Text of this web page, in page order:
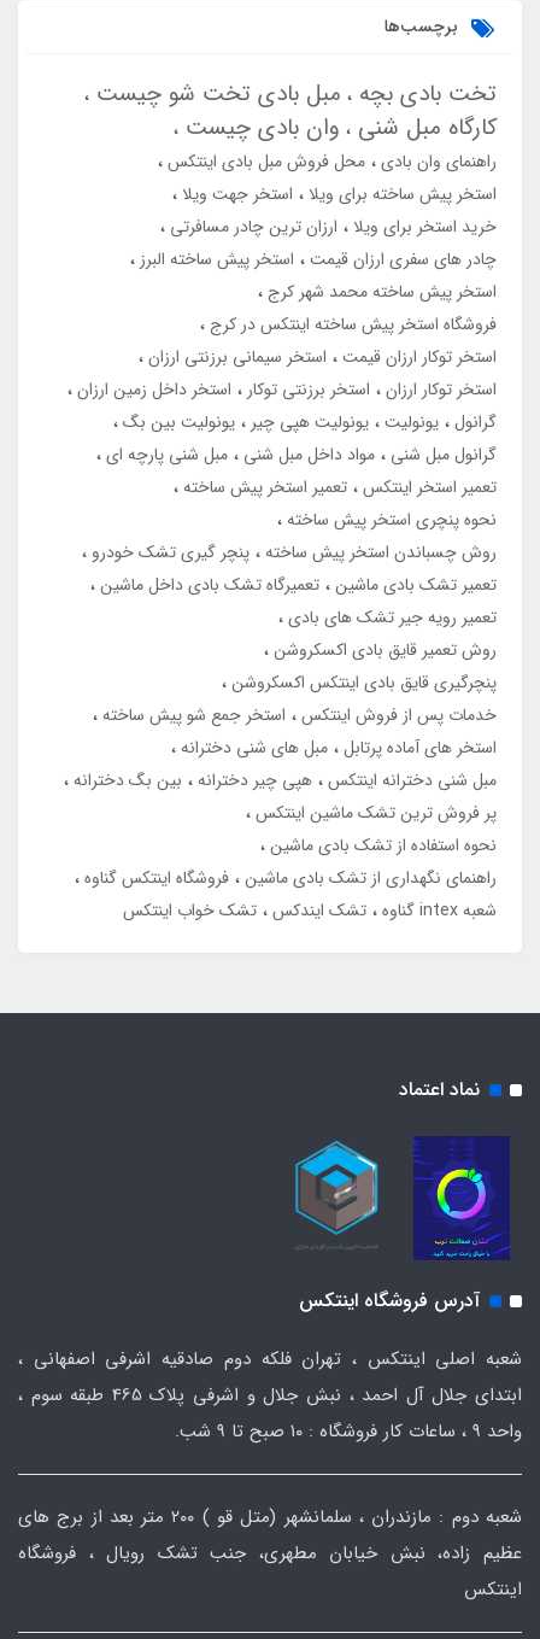
برچسب‌ها
تخت بادی بچه مبل بادی تخت شو چیست
کارگاه مبل شنی وان بادی چیست
راهنمای وان بادی محل فروش مبل بادی اینتکس
استخر پیش ساخته برای ویلا
استخر جهت ویلا
خرید استخر برای ویلا
ارزان ترین چادر مسافرتی
چادر های سفری ارزان قیمت
استخر پیش ساخته البرز
استخر پیش ساخته محمد شهر کرج
فروشگاه استخر پیش ساخته اینتکس در کرج
استخر توکار ارزان قیمت
استخر سیمانی برزنتی ارزان
استخر توکار ارزان
استخر برزنتی توکار
استخر داخل زمین ارزان
گرانول یونولیت یونولیت هپی چیر
یونولیت بین بگ
گرانول مبل شنی
مواد داخل مبل شنی
مبل شنی پارچه ای
تعمیر استخر اینتکس تعمیر استخر پیش ساخته
نحوه پنچری استخر پیش ساخته
روش چسباندن استخر پیش ساخته پنچر گیری تشک خودرو
تعمیر تشک بادی ماشین تعمیرگاه تشک بادی داخل ماشین
تعمیر رویه جیر تشک های بادی
روش تعمیر قایق بادی اکسکروشن
پنچرگیری قایق بادی اینتکس اکسکروشن
خدمات پس از فروش اینتکس
استخر جمع شو پیش ساخته
استخر های آماده پرتابل مبل های شنی دخترانه
مبل شنی دخترانه اینتکس هپی چیر دخترانه
بین بگ دخترانه
پر فروش ترین تشک ماشین اینتکس
نحوه استفاده از تشک بادی ماشین
راهنمای نگهداری از تشک بادی ماشین فروشگاه اینتکس گناوه
شعبه intex گناوه
تشک ایندکس تشک خواب اینتکس
نماد اعتماد
آدرس فروشگاه اینتکس
شعبه اصلی اینتکس ، تهران فلکه دوم صادقیه اشرفی اصفهانی ،
ابتدای جلال آل احمد ، نبش جلال و اشرفی پلاک 465 طبقه سوم ،
واحد ۹ ، ساعات کار فروشگاه : ۱۰ صبح تا ۹ شب.
شعبه دوم : مازندران ، سلمانشهر (متل قو ) ۲۰۰ متر بعد از برج های
عظیم زاده، نبش خیابان مطهری، جنب تشک رویال ، فروشگاه
اینتکس